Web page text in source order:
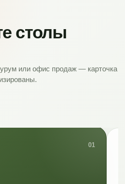
столы
или офис продаж — карточка
01